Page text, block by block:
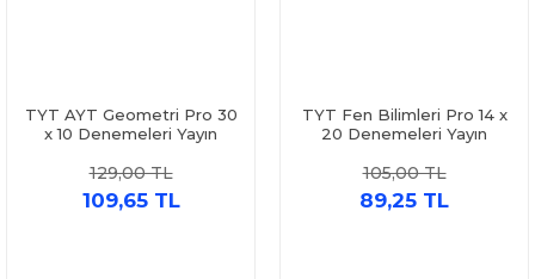
TYT AYT Geometri Pro 30
x 10 Denemeleri Yayın
129,00 TL
109,65 TL
TYT Fen Bilimleri Pro 14 x
20 Denemeleri Yayın
105,00 TL
89,25 TL